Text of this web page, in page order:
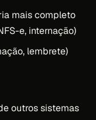
mais completo
e, internação)
lembrete)
outros sistemas